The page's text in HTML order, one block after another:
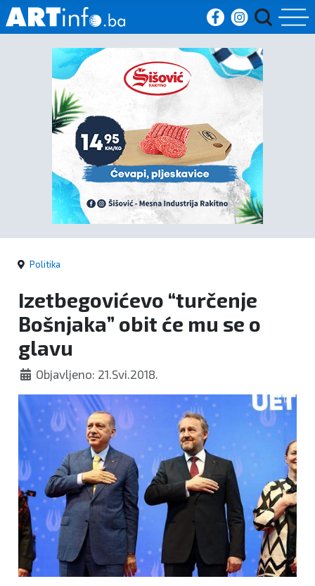
Početna
Vijesti
Sport
Kultura
Crna
kronika
Politika
Zanimljivosti
Politika
Izetbegovićevo “turčenje
Bošnjaka” obit će mu se o
glavu
Objavljeno: 21.Svi.2018.